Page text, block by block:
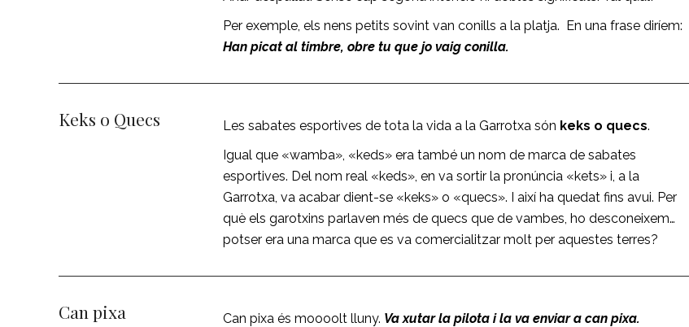
Per exemple, els nens petits sovint van conills a la platja. En una frase diríem:
Han picat al timbre, obre tu que jo vaig conilla.
Keks o Quecs Les sabates esportives de tota la vida a la Garrotxa són keks o quecs.
Igual que «wamba», «keds» era també un nom de marca de sabates
esportives. Del nom real «keds», en va sortir la pronúncia «kets» i, a la
Garrotxa, va acabar dient-se «keks» o «quecs». I així ha quedat fins avui. Per
què els garotxins parlaven més de quecs que de vambes, ho desconeixem…
potser era una marca que es va comercialitzar molt per aquestes terres?
Can pixa Can pixa és moooolt lluny. Va xutar la pilota i la va enviar a can pixa.